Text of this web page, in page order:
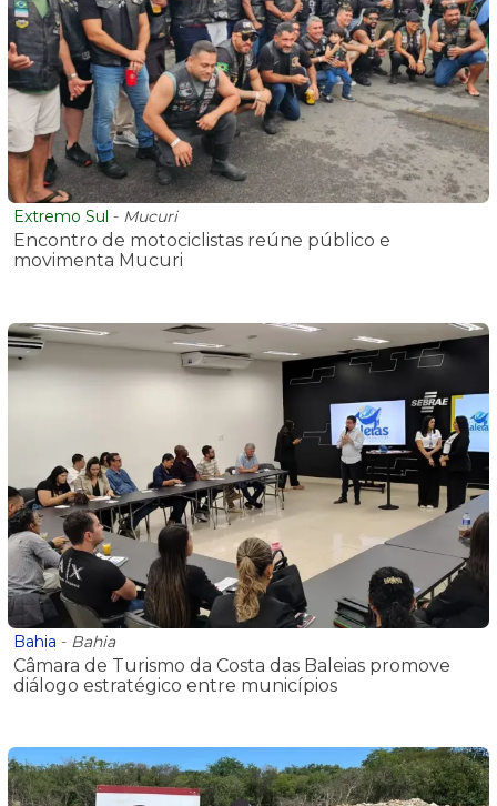
Extremo Sul - Mucuri
Encontro de motociclistas reúne público e
movimenta Mucuri
Bahia - Bahia
Câmara de Turismo da Costa das Baleias promove
diálogo estratégico entre municípios